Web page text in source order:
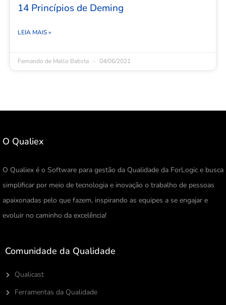
14 Princípios de Deming
LEIA MAIS »
Fernando de Mello Batista 04/06/2021
O Qualiex
O Qualiex é o Software para gestão da Qualidade da ForLogic e busca
simplificar por meio de tecnologia e inovação o trabalho de pessoas
apaixonadas pelo que fazem, inspirando as equipes a se engajar e
evoluir no caminho da excelência!
Comunidade da Qualidade
Qualicast
Ferramentas da Qualidade